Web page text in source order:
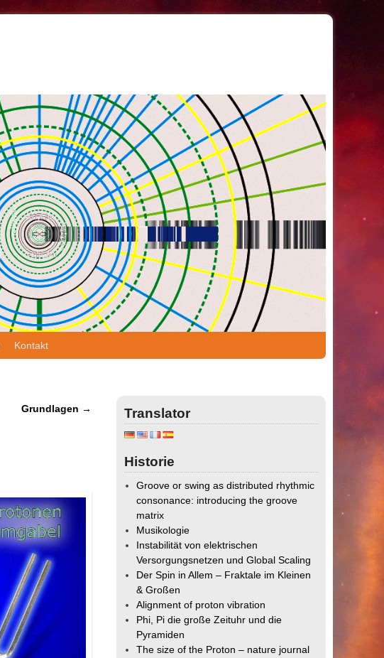
Kontakt
Grundlagen → Translator
Historie
Groove or swing as distributed rhythmic
consonance: introducing the groove
matrix
Musikologie
Instabilität von elektrischen
Versorgungsnetzen und Global Scaling
Der Spin in Allem – Fraktale im Kleinen
& Großen
Alignment of proton vibration
Phi, Pi die große Zeituhr und die
Pyramiden
The size of the Proton – nature journal